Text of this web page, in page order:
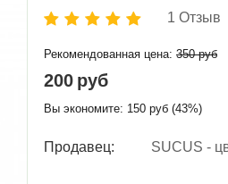
1 Отзыв
Рекомендованная цена: 350 руб
200 руб
Вы экономите: 150 руб (43%)
Продавец: SUCUS -